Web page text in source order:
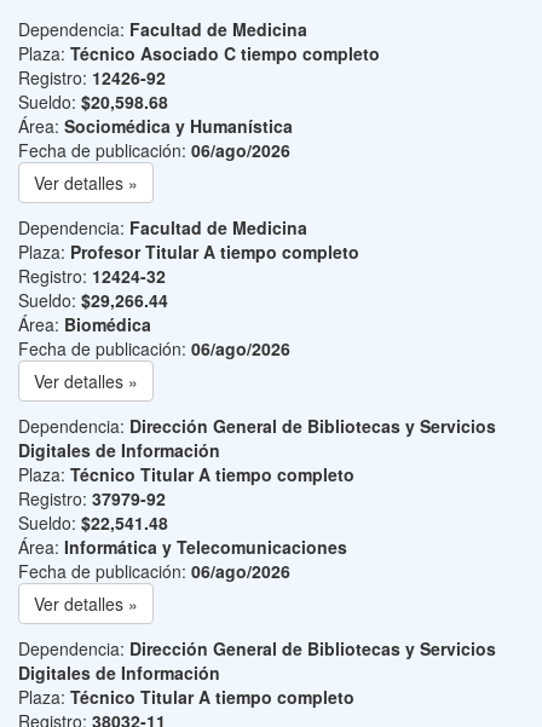
Dependencia: Facultad de Medicina
Plaza: Técnico Asociado C tiempo completo
Registro: 12426-92
Sueldo: $20,598.68
Área: Sociomédica y Humanística
Fecha de publicación: 06/ago/2026
Ver detalles »
Dependencia: Facultad de Medicina
Plaza: Profesor Titular A tiempo completo
Registro: 12424-32
Sueldo: $29,266.44
Área: Biomédica
Fecha de publicación: 06/ago/2026
Ver detalles »
Dependencia: Dirección General de Bibliotecas y Servicios
Digitales de Información
Plaza: Técnico Titular A tiempo completo
Registro: 37979-92
Sueldo: $22,541.48
Área: Informática y Telecomunicaciones
Fecha de publicación: 06/ago/2026
Ver detalles »
Dependencia: Dirección General de Bibliotecas y Servicios
Digitales de Información
Plaza: Técnico Titular A tiempo completo
Registro: 38032-11